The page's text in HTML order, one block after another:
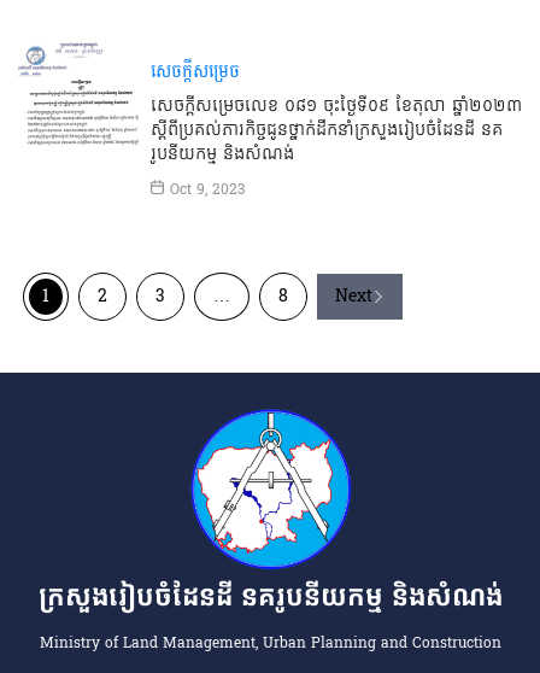
សេចក្តីសម្រេច
សេចក្ដីសម្រេចលេខ ០៨១ ចុះថ្ងៃទី០៩ ខែតុលា ឆ្នាំ២០២៣
ស្ដីពីប្រគល់ភារកិច្ចជូនថ្នាក់ដឹកនាំក្រសួងរៀបចំដែនដី នគ
រូបនីយកម្ម និងសំណង់
Oct 9, 2023
1 2 3 … 8 Next
ក្រសួងរៀបចំដែនដី នគរូបនីយកម្ម និងសំណង់
Ministry of Land Management, Urban Planning and Construction